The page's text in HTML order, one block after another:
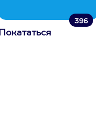
396
Покататься